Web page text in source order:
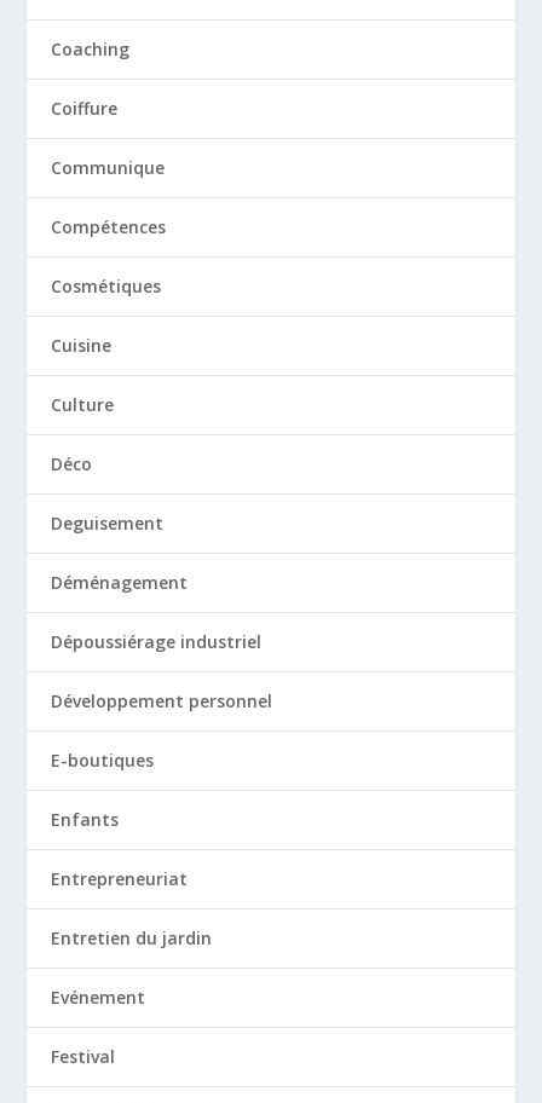
Coaching
Coiffure
Communique
Compétences
Cosmétiques
Cuisine
Culture
Déco
Deguisement
Déménagement
Dépoussiérage industriel
Développement personnel
E-boutiques
Enfants
Entrepreneuriat
Entretien du jardin
Evénement
Festival